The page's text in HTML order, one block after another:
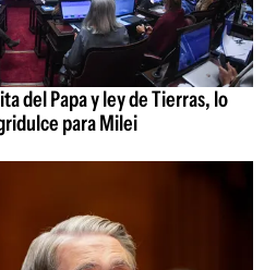
del Papa y ley de Tierras, lo
para Milei